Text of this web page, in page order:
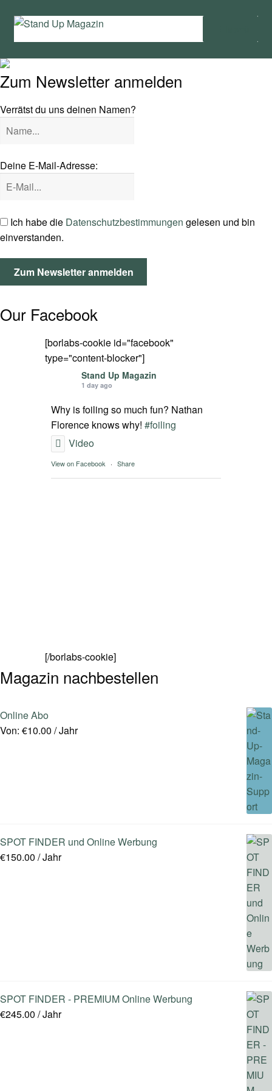
Zum
Home
News
Ratgeber
Das Magazin
SPOT FINDER
Mein Konto
Zum Newsletter anmelden
Verrätst du uns deinen Namen?
Deine E-Mail-Adresse:
Ich habe die Datenschutzbestimmungen gelesen und bin
einverstanden.
Our Facebook
[borlabs-cookie id="facebook"
type="content-blocker"]
Stand Up Magazin
1 day ago
Why is foiling so much fun? Nathan
Florence knows why! #foiling
Video
View on Facebook · Share
[/borlabs-cookie]
Magazin nachbestellen
Online Abo
Von: €10.00 / Jahr
SPOT FINDER und Online Werbung
€150.00 / Jahr
SPOT FINDER - PREMIUM Online Werbung
€245.00 / Jahr